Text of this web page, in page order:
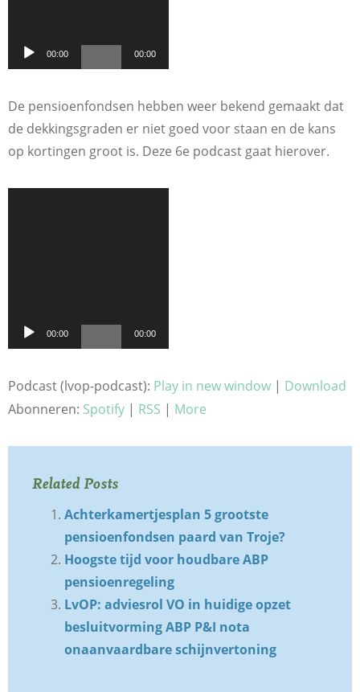
00:00 00:00
De pensioenfondsen hebben weer bekend gemaakt dat
de dekkingsgraden er niet goed voor staan en de kans
op kortingen groot is. Deze 6e podcast gaat hierover.
00:00 00:00
Podcast (lvop-podcast): Play in new window | Download
Abonneren: Spotify | RSS | More
Related Posts
Achterkamertjesplan 5 grootste
pensioenfondsen paard van Troje?
Hoogste tijd voor houdbare ABP
pensioenregeling
LvOP: adviesrol VO in huidige opzet
besluitvorming ABP P&I nota
onaanvaardbare schijnvertoning